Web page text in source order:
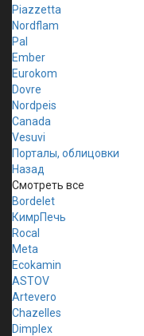
Piazzetta
Nordflam
Pal
Ember
Eurokom
Dovre
Nordpeis
Canada
Vesuvi
Порталы, облицовки
Назад
Смотреть все
Bordelet
КимрПечь
Rocal
Meta
Ecokamin
ASTOV
Artevero
Chazelles
Dimplex